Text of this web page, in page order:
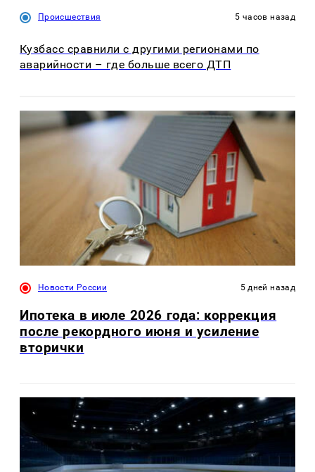
Происшествия 5 часов назад
Кузбасс сравнили с другими регионами по
аварийности – где больше всего ДТП
Новости России 5 дней назад
Ипотека в июле 2026 года: коррекция
после рекордного июня и усиление
вторички